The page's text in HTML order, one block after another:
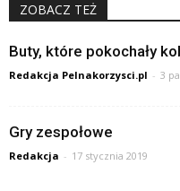
ZOBACZ TEŻ
Buty, które pokochały
Redakcja Pelnakorzysci.pl - 3
Gry zespołowe
Redakcja - 17 stycznia 2019